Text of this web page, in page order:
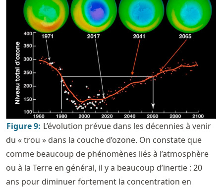
Figure9: L’évolution prévue dans les décennies à venir
du « trou » dans la couche d’ozone. On constate que
comme beaucoup de phénomènes liés à l’atmosphère
ou à la Terre en général, il y a beaucoup d’inertie : 20
ans pour diminuer fortement la concentration en